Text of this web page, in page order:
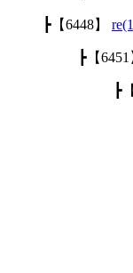
┣【6448】
┣【6451
┣